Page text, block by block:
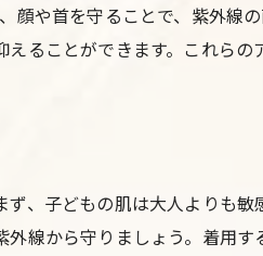
過ごすためのガイド
めの紫外線予防計画
の紫外線ケア
健康効果
や首を守ることで、紫外線
ることができます。これら
、子どもの肌は大人よりも
線から守りましょう。着用